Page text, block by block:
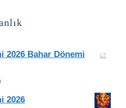
2026 Bahar Dönemi
Şu
andaki
2026